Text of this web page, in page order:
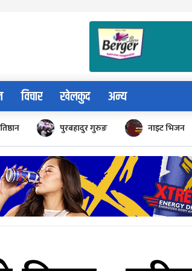
विचार खेलकुद अन्य
पुरबहादुर गुरुङ नाइट भिजन